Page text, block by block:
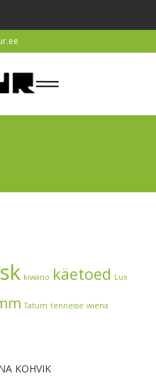
kiwano käetoed Lux
Tatum tennesse wiena
KOHVIK